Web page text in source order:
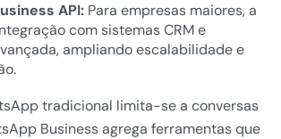
API:Para empresas maiores, a
com sistemas CRM e
ampliando escalabilidade e
tradicional limita-se a conversas
Business agrega ferramentas que